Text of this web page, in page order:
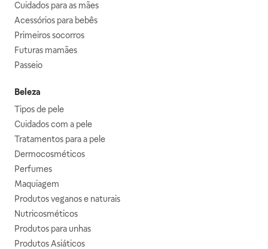
Cuidados para as mães
Acessórios para bebês
Primeiros socorros
Futuras mamães
Passeio
Beleza
Tipos de pele
Cuidados com a pele
Tratamentos para a pele
Dermocosméticos
Perfumes
Maquiagem
Produtos veganos e naturais
Nutricosméticos
Produtos para unhas
Produtos Asiáticos